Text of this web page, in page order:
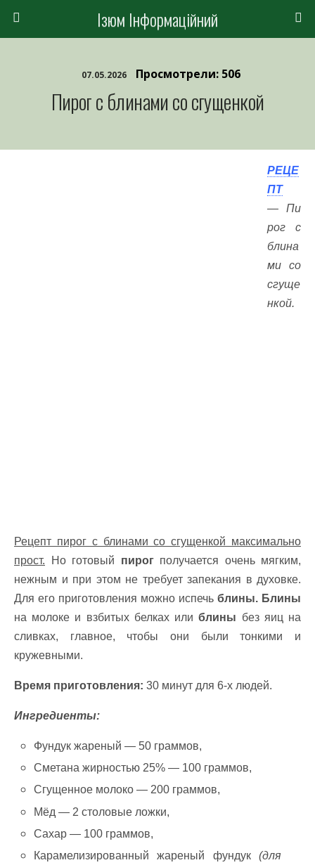
Ізюм Інформаційний
07.05.2026 Просмотрели: 506
Пирог с блинами со сгущенкой
РЕЦЕ
ПТ
— Пи
рог с
блина
ми со
сгуще
нкой.
Рецепт пирог с блинами со сгущенкой максимально
прост. Но готовый пирогполучается очень мягким,
нежным и при этом не требует запекания в духовке.
Для его приготовления можно испечь блины. Блины
на молоке и взбитых белках илиблины без яиц на
сливках, главное, чтобы они были тонкими и
кружевными.
Время приготовления: 30 минут для 6-х людей.
Ингредиенты:
Фундук жареный — 50 граммов,
Сметана жирностью 25% — 100 граммов,
Сгущенное молоко — 200 граммов,
Мёд — 2 столовые ложки,
Сахар — 100 граммов,
Карамелизированный жареный фундук(для